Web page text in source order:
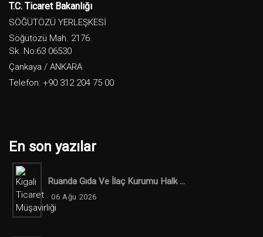
T.C. Ticaret Bakanlığı
SÖĞÜTÖZÜ YERLEŞKESİ
Söğütözü Mah. 2176.
Sk. No:63 06530
Çankaya / ANKARA
Telefon: +90 312 204 75 00
En son yazılar
Ruanda Gıda Ve İlaç Kurumu Halk ...
06 Ağu 2026